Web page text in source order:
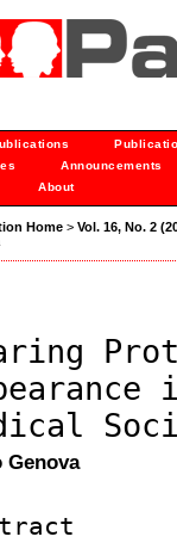
Announcements
About
Home > Vol. 16, No. 2
Genova